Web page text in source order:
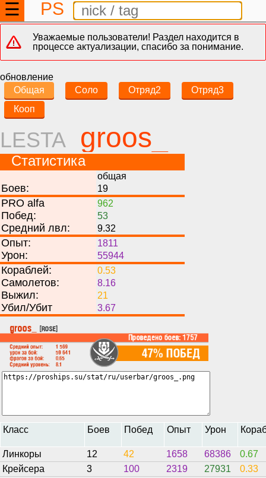
☰ PS
Уважаемые пользователи! Раздел находится в
процессе актуализации, спасибо за понимание.
обновление
Общая
Соло Отряд2
Отряд3
Кооп
LESTA groos_
Статистика
общая
Боев: 19
PRO alfa 962
Побед: 53
Средний лвл: 9.32
Опыт: 1811
Урон: 55944
Кораблей: 0.53
Самолетов: 8.16
Выжил: 21
Убил/Убит 3.67
Класс Боев Побед Опыт Урон
Линкоры 12 42 1658 68386
0.67
Крейсера
3 100 2319 27931
0.33